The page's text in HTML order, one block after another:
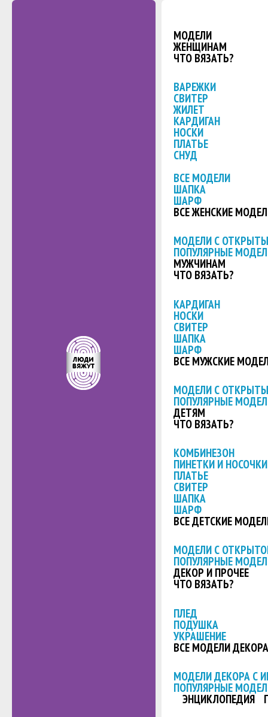
МОДЕЛИ
ЖЕНЩИНАМ
ЧТО ВЯЗАТЬ?
ВАРЕЖКИ
СВИТЕР
ЖИЛЕТ
КАРДИГАН
НОСКИ
ПЛАТЬЕ
СНУД
ВСЕ МОДЕЛИ
ШАПКА
ШАРФ
ВСЕ ЖЕНСКИЕ
МОДЕЛИ С
ПОПУЛЯРНЫЕ
МУЖЧИНАМ
ЧТО ВЯЗАТЬ?
КАРДИГАН
НОСКИ
СВИТЕР
ШАПКА
ШАРФ
ВСЕ МУЖСКИЕ
МОДЕЛИ С
ПОПУЛЯРНЫЕ
ДЕТЯМ
ЧТО ВЯЗАТЬ?
КОМБИНЕЗОН
ПИНЕТКИ И НОСОЧКИ
ПЛАТЬЕ
СВИТЕР
ШАПКА
ШАРФ
ВСЕ ДЕТСКИЕ
МОДЕЛИ С
ПОПУЛЯРНЫЕ
ДЕКОР И ПРОЧЕЕ
ЧТО ВЯЗАТЬ?
ПЛЕД
ПОДУШКА
УКРАШЕНИЕ
ВСЕ МОДЕЛИ ДЕКОРА
МОДЕЛИ ДЕКОРА С
ПОПУЛЯРНЫЕ
ЭНЦИКЛОПЕДИЯ